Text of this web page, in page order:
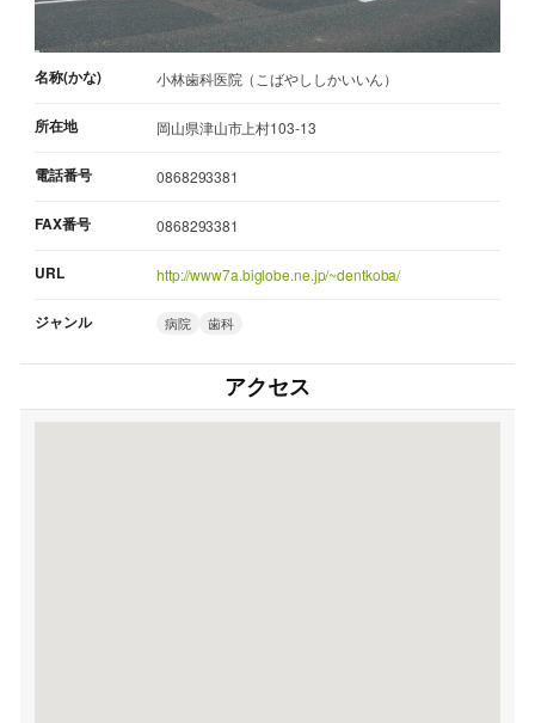
名称(かな) 小林歯科医院（こばやししかいいん）
所在地 岡山県津山市上村103-13
電話番号 0868293381
FAX番号 0868293381
URL http://www7a.biglobe.ne.jp/~dentkoba/
ジャンル 病院 歯科
アクセス